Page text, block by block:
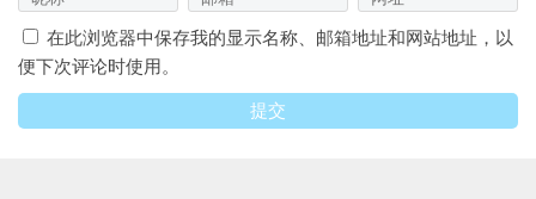
在此浏览器中保存我的显示名称、邮箱地址和网站地址，以
便下次评论时使用。